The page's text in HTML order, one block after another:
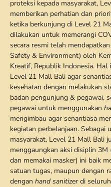
proteksi kepada masyarakat,
memberikan perhatian dan
ketika berkunjung di Level 21
dilakukan untuk memerangi
secara resmi telah
Safety & Environment) oleh
Kreatif, Republik Indonesia.
Level 21 Mall Bali agar
kesehatan dengan melakukan
badan pengunjung & pegawai,
pegawai untuk menggunakan
mengimbau agar senantiasa
kegiatan perbelanjaan. Sebagai
masyarakat, Level 21 Mall Bali
menggaungkan aksi disiplin 3M
dan memakai masker) ini baik
satuan tugas, maupun dengan
dengan hand sanitizerdi